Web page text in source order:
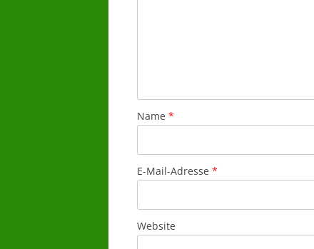
Name *
E-Mail-Adresse *
Website